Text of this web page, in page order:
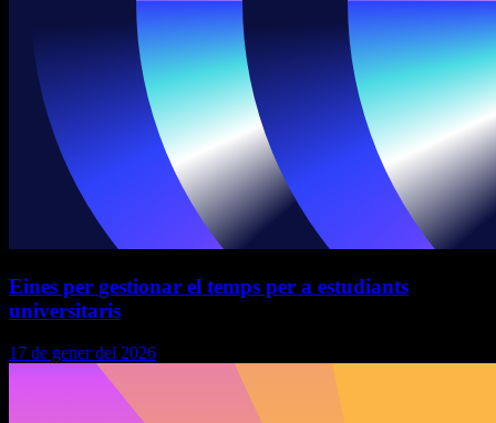
Eines per gestionar el temps per a estudiants
universitaris
17 de gener del 2026